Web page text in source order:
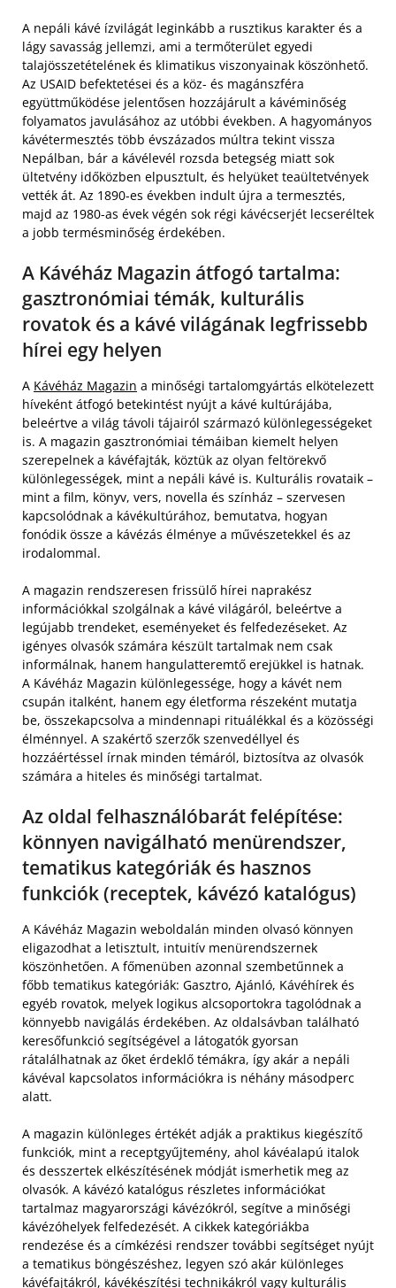
A nepáli kávé ízvilágát leginkább a rusztikus karakter és a
lágy savasság jellemzi, ami a termőterület egyedi
talajösszetételének és klimatikus viszonyainak köszönhető.
Az USAID befektetései és a köz- és magánszféra
együttműködése jelentősen hozzájárult a kávéminőség
folyamatos javulásához az utóbbi években. A hagyományos
kávétermesztés több évszázados múltra tekint vissza
Nepálban, bár a kávélevél rozsda betegség miatt sok
ültetvény időközben elpusztult, és helyüket teaültetvények
vették át. Az 1890-es években indult újra a termesztés,
majd az 1980-as évek végén sok régi kávécserjét lecseréltek
a jobb termésminőség érdekében.
A Kávéház Magazin átfogó tartalma:
gasztronómiai témák, kulturális
rovatok és a kávé világának legfrissebb
hírei egy helyen
A Kávéház Magazin a minőségi tartalomgyártás elkötelezett
híveként átfogó betekintést nyújt a kávé kultúrájába,
beleértve a világ távoli tájairól származó különlegességeket
is. A magazin gasztronómiai témáiban kiemelt helyen
szerepelnek a kávéfajták, köztük az olyan feltörekvő
különlegességek, mint a nepáli kávé is. Kulturális rovataik –
mint a film, könyv, vers, novella és színház – szervesen
kapcsolódnak a kávékultúrához, bemutatva, hogyan
fonódik össze a kávézás élménye a művészetekkel és az
irodalommal.
A magazin rendszeresen frissülő hírei naprakész
információkkal szolgálnak a kávé világáról, beleértve a
legújabb trendeket, eseményeket és felfedezéseket. Az
igényes olvasók számára készült tartalmak nem csak
informálnak, hanem hangulatteremtő erejükkel is hatnak.
A Kávéház Magazin különlegessége, hogy a kávét nem
csupán italként, hanem egy életforma részeként mutatja
be, összekapcsolva a mindennapi rituálékkal és a közösségi
élménnyel. A szakértő szerzők szenvedéllyel és
hozzáértéssel írnak minden témáról, biztosítva az olvasók
számára a hiteles és minőségi tartalmat.
Az oldal felhasználóbarát felépítése:
könnyen navigálható menürendszer,
tematikus kategóriák és hasznos
funkciók (receptek, kávézó katalógus)
A Kávéház Magazin weboldalán minden olvasó könnyen
eligazodhat a letisztult, intuitív menürendszernek
köszönhetően. A főmenüben azonnal szembetűnnek a
főbb tematikus kategóriák: Gasztro, Ajánló, Kávéhírek és
egyéb rovatok, melyek logikus alcsoportokra tagolódnak a
könnyebb navigálás érdekében. Az oldalsávban található
keresőfunkció segítségével a látogatók gyorsan
rátalálhatnak az őket érdeklő témákra, így akár a nepáli
kávéval kapcsolatos információkra is néhány másodperc
alatt.
A magazin különleges értékét adják a praktikus kiegészítő
funkciók, mint a receptgyűjtemény, ahol kávéalapú italok
és desszertek elkészítésének módját ismerhetik meg az
olvasók. A kávézó katalógus részletes információkat
tartalmaz magyarországi kávézókról, segítve a minőségi
kávézóhelyek felfedezését. A cikkek kategóriákba
rendezése és a címkézési rendszer további segítséget nyújt
a tematikus böngészéshez, legyen szó akár különleges
kávéfajtákról, kávékészítési technikákról vagy kulturális